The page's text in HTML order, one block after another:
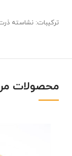
ترکیبات: نشاسته
محصولات